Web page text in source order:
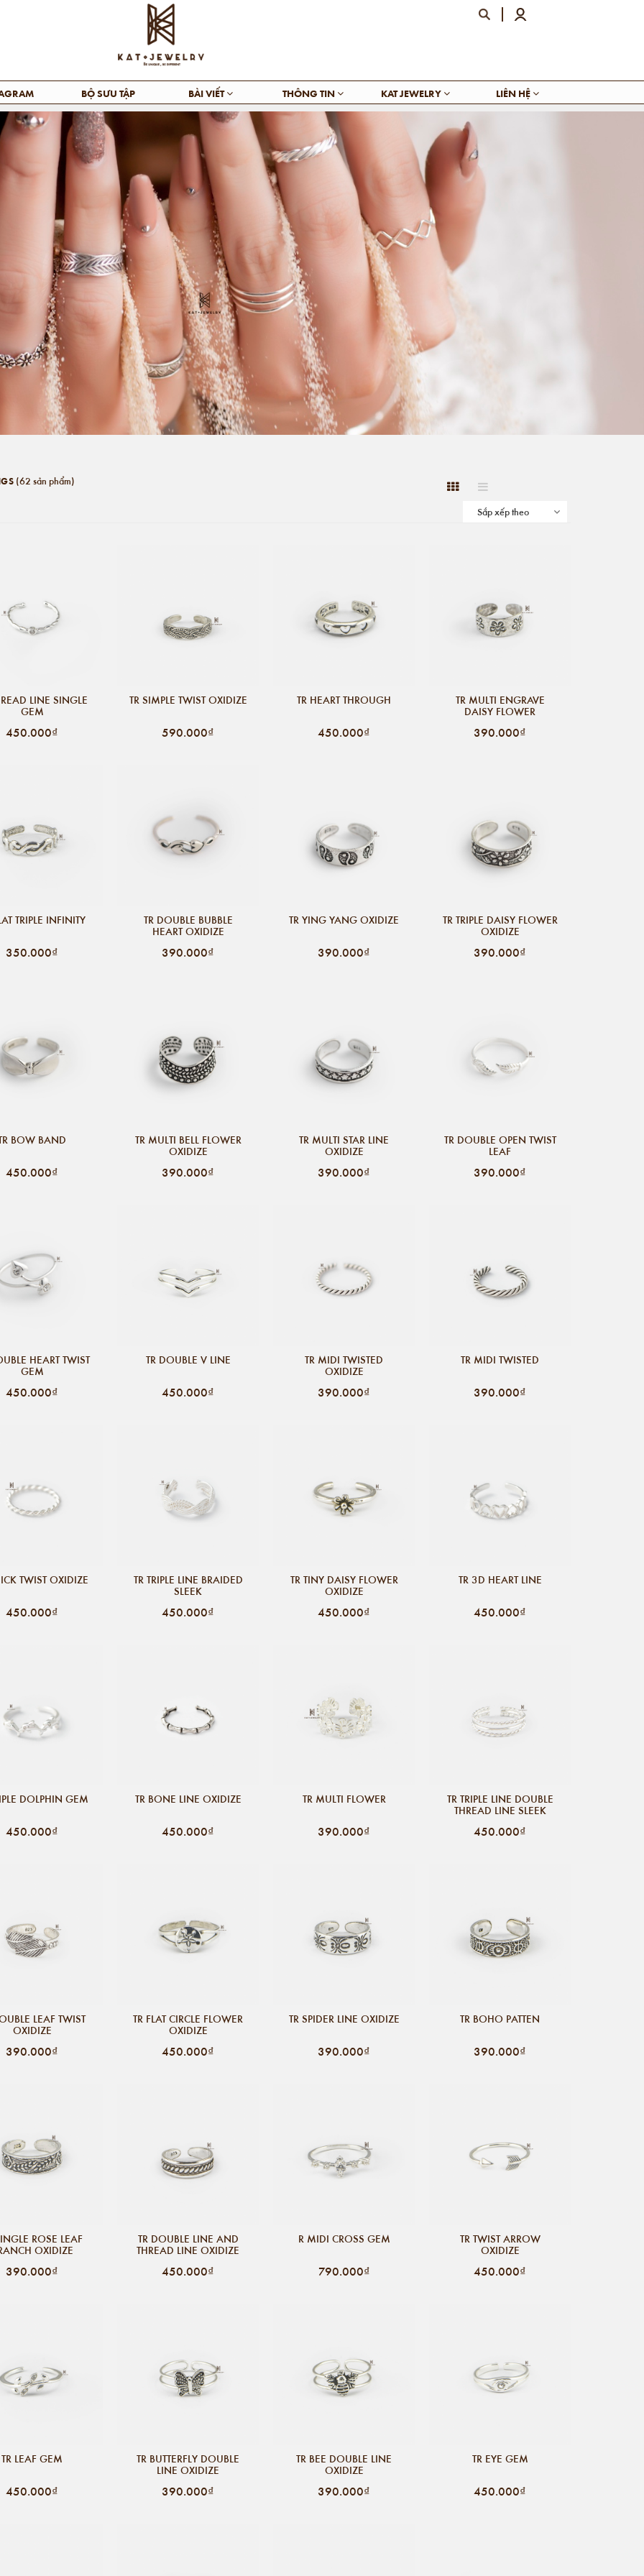
BỘ SƯU TẬP BÀI VIẾT THÔNG TIN KAT JEWELRY LIÊN HỆ
(62 sản phẩm)
Sắp xếp theo
LINE SINGLE
GEM
450.000₫
TR SIMPLE TWIST OXIDIZE
590.000₫
TR HEART THROUGH
450.000₫
TR MULTI ENGRAVE
DAISY FLOWER
390.000₫
TRIPLE INFINITY
350.000₫
TR DOUBLE BUBBLE
HEART OXIDIZE
390.000₫
TR YING YANG OXIDIZE
390.000₫
TR TRIPLE DAISY FLOWER
OXIDIZE
390.000₫
BOW BAND
450.000₫
TR MULTI BELL FLOWER
OXIDIZE
390.000₫
TR MULTI STAR LINE
OXIDIZE
390.000₫
TR DOUBLE OPEN TWIST
LEAF
390.000₫
HEART TWIST
GEM
450.000₫
TR DOUBLE V LINE
450.000₫
TR MIDI TWISTED
OXIDIZE
390.000₫
TR MIDI TWISTED
390.000₫
TWIST OXIDIZE
450.000₫
TR TRIPLE LINE BRAIDED
SLEEK
450.000₫
TR TINY DAISY FLOWER
OXIDIZE
450.000₫
TR 3D HEART LINE
450.000₫
DOLPHIN GEM
450.000₫
TR BONE LINE OXIDIZE
450.000₫
TR MULTI FLOWER
390.000₫
TR TRIPLE LINE DOUBLE
THREAD LINE SLEEK
450.000₫
LEAF TWIST
OXIDIZE
390.000₫
TR FLAT CIRCLE FLOWER
OXIDIZE
450.000₫
TR SPIDER LINE OXIDIZE
390.000₫
TR BOHO PATTEN
390.000₫
ROSE LEAF
OXIDIZE
390.000₫
TR DOUBLE LINE AND
THREAD LINE OXIDIZE
450.000₫
R MIDI CROSS GEM
790.000₫
TR TWIST ARROW
OXIDIZE
450.000₫
TR LEAF GEM
450.000₫
TR BUTTERFLY DOUBLE
LINE OXIDIZE
390.000₫
TR BEE DOUBLE LINE
OXIDIZE
390.000₫
TR EYE GEM
450.000₫